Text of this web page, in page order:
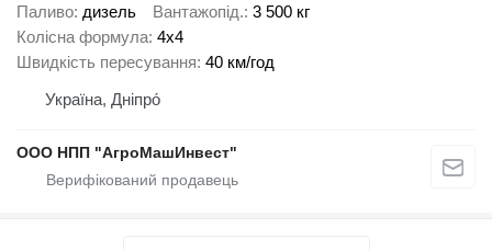
Паливо дизель Вантажопід. 3 500 кг
Колісна формула 4x4
Швидкість пересування 40 км/год
Україна, Дніпро́
ООО НПП "АгроМашИнвест"